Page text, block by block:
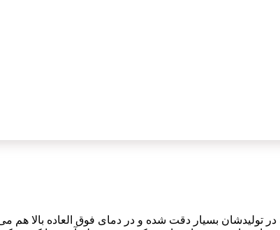
تولیدشان بسیار دقت شده و در دمای فوق العاده بالا هم